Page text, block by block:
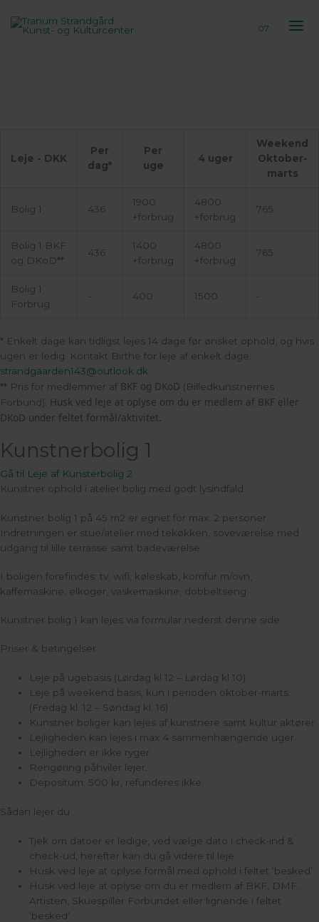
indholdet
07
Leje - DKK
Per
dag*
Per
uge
4 uger
Weekend
Oktober-
marts
Bolig 1 436
1900
+forbrug
4800
+forbrug
765
Bolig 1 BKF
og DKoD**
436
1400
+forbrug
4800
+forbrug
765
Bolig 1
Forbrug
- 400 1500 -
* Enkelt dage kan tidligst lejes 14 dage før ønsket ophold, og hvis
ugen er ledig. Kontakt Birthe for leje af enkelt dage:
strandgaarden143@outlook.dk
** Pris for medlemmer af BKF og DKoD (Billedkunstnernes
Forbund).
Husk ved leje at oplyse om du er medlem af BKF eller
DKoD under feltet formål/aktivitet.
Kunstnerbolig 1
Gå til Leje af Kunsterbolig 2
Kunstner ophold i atelier bolig med godt lysindfald.
Kunstner bolig 1 på 45 m2 er egnet for max. 2 personer.
Indretningen er stue/atelier med tekøkken, soveværelse med
udgang til lille terrasse samt badeværelse.
I boligen forefindes: tv, wifi, køleskab, komfur m/ovn,
kaffemaskine, elkoger, vaskemaskine, dobbeltseng.
Kunstner bolig 1 kan lejes via formular nederst denne side.
Priser & betingelser
Leje på ugebasis (Lørdag kl 12 – Lørdag kl 10)
Leje på weekend basis, kun i perioden oktober-marts.
(Fredag kl. 12 – Søndag kl. 16)
Kunstner boliger kan lejes af kunstnere samt kultur aktører.
Lejligheden kan lejes i max 4 sammenhængende uger.
Lejligheden er ikke ryger.
Rengøring påhviler lejer.
Depositum: 500 kr, refunderes ikke.
Sådan lejer du
Tjek om datoer er ledige, ved vælge dato i check-ind &
check-ud, herefter kan du gå videre til leje.
Husk ved leje at oplyse formål med ophold i feltet ‘besked’
Husk ved leje at oplyse om du er medlem af BKF, DMF,
Artisten, Skuespiller Forbundet eller lignende i feltet
‘besked’